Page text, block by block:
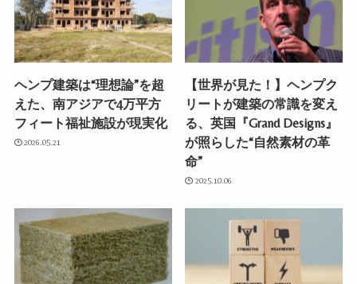
ヘンプ建築は“理想論”を超
えた、南アジアで4万平方
フィート福祉施設が現実化
2026.05.21
【世界が見た！】ヘンプク
リートが建築の常識を変え
る、英国『Grand Designs』
が照らした“自然素材の革
命”
2025.10.06